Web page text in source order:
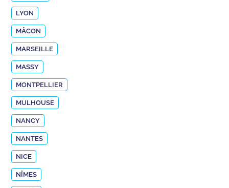
LYON
MÂCON
MARSEILLE
MASSY
MONTPELLIER
MULHOUSE
NANCY
NANTES
NICE
NÎMES